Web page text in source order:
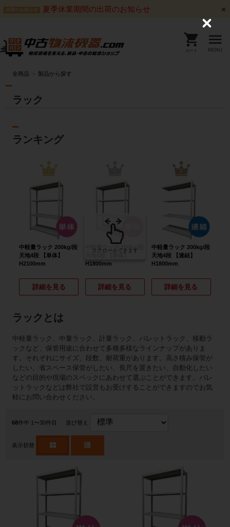
出荷のお知らせ 夏季休業期間の出荷のお知らせ
カート MENU
全商品 製品から探す
ラック
ランキング
1
中軽量ラック 200kg/段
天地4段 【単体】
H2100mm
詳細を見る
天地4段 【単体】
H1800mm
詳細を見る
中軽量ラック 200kg/段
天地4段 【連結】
H1800mm
詳細を見る
スクロールできます
ラックとは
中軽量ラック、中量ラック、計量ラック、パレットラック、移動ラ
ックなど、保管用途に合わせて多種多様なラインナップがありま
す。それぞれにサイズ、段数、耐荷重があります。高さ積み保管が
したい、省スペース保管がしたい、長尺を置きたい、自動化したい
などの目的や現場のスペックにあわせて選ぶことができます。パレ
ットラックなどは弊社で設営もお受けすることができますのでお気
軽にお問い合わせください。
68件中 1〜30件目 並び替え
表示切替
C
o
s